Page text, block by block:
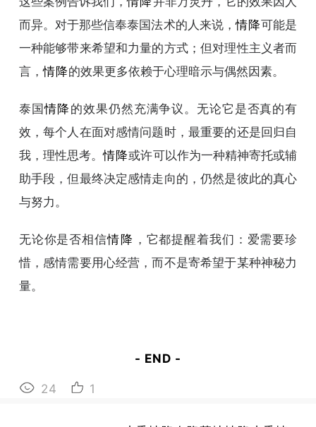
而异。对于那些信奉泰国法术的人来说，情降可能是
一种能够带来希望和力量的方式；但对理性主义者而
言，情降的效果更多依赖于心理暗示与偶然因素。
泰国情降的效果仍然充满争议。无论它是否真的有
效，每个人在面对感情问题时，最重要的还是回归自
我，理性思考。情降或许可以作为一种精神寄托或辅
助手段，但最终决定感情走向的，仍然是彼此的真心
与努力。
无论你是否相信情降 ，它都提醒着我们：爱需要珍
惜，感情需要用心经营，而不是寄希望于某种神秘力
量。
- END -
24 1